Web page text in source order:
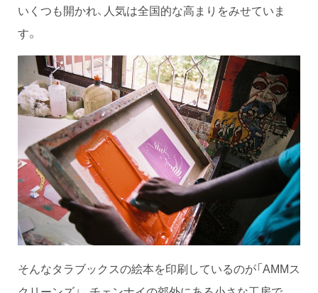
いくつも開かれ、人気は全国的な高まりをみせていま
す。
そんなタラブックスの絵本を印刷しているのが「AMMス